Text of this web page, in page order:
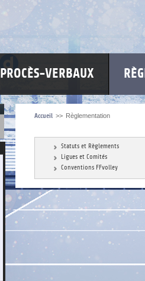
PROCÈS-VERBAUX
Accueil >> Règlementation
Statuts et Règlements
Ligues et Comités
Conventions FFvolley